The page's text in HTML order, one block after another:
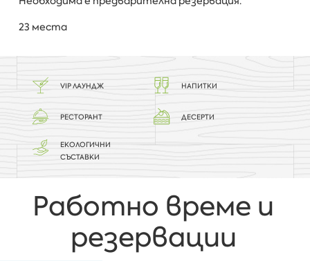
23 места
VIP ЛАУНДЖ НАПИТКИ
РЕСТОРАНТ ДЕСЕРТИ
ЕКОЛОГИЧНИ
СЪСТАВКИ
Работно време и
резервации